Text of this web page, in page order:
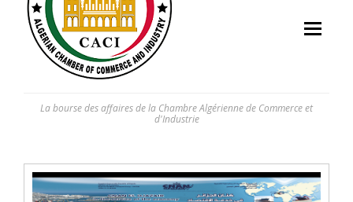
La bourse des affaires de la Chambre Algérienne de Commerce et
d'Industrie